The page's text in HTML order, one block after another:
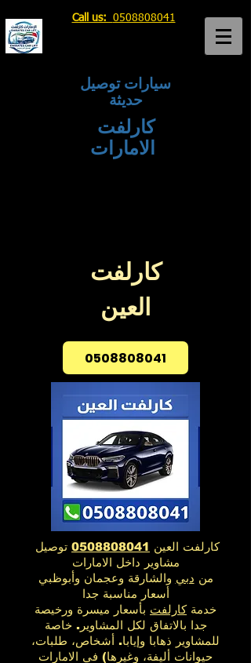
Call us: 0508808041
سيارات توصيل
حديثة
كارلفت
كارلفت
العين
0508808041
كارلفت العين 0508808041 توصيل
مشاوير داخل الامارات
من دبي والشارقة وعجمان وأبوظبي
أسعار مناسبة جدا
خدمةكارلفت بأسعار ميسرة ورخيصة
جدا بالاتفاق لكل المشاوير. خاصة
للمشاوير ذهابا وإيابا. أشخاص، طلبات،
حيوانات أليفة، وغيرها) في الامارات